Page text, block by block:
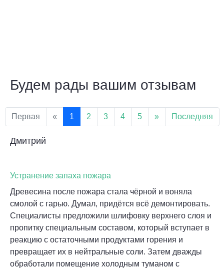
Будем рады вашим отзывам
Первая « 1 2 3 4 5 » Последняя
Дмитрий
Устранение запаха пожара
Древесина после пожара стала чёрной и воняла
смолой с гарью. Думал, придётся всё демонтировать.
Специалисты предложили шлифовку верхнего слоя и
пропитку специальным составом, который вступает в
реакцию с остаточными продуктами горения и
превращает их в нейтральные соли. Затем дважды
обработали помещение холодным туманом с